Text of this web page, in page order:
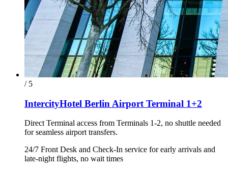
/ 5
IntercityHotel Berlin Airport Terminal 1+2
Direct Terminal access from Terminals 1-2, no shuttle needed
for seamless airport transfers.
24/7 Front Desk and Check-In service for early arrivals and
late-night flights, no wait times